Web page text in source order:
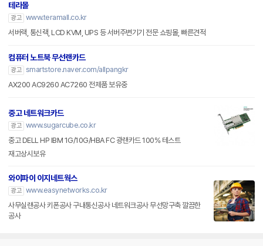
테라몰
광고 www.teramall.co.kr
서버랙, 통신랙, LCD KVM, UPS 등 서버주변기기 전문 쇼핑몰, 빠른견적
컴퓨터 노트북 무선랜카드
광고 smartstore.naver.com/allpangkr
AX200 AC9260 AC7260 전제품 보유중
중고 네트워크카드
광고 www.sugarcube.co.kr
중고 DELL HP IBM 1G/10G/HBA FC 광랜카드 100% 테스트
재고상시보유
와이파이 이지네트웍스
광고 www.easynetworks.co.kr
사무실랜공사 키폰공사 구내통신공사 네트워크공사 무선망구축 깔끔한
공사